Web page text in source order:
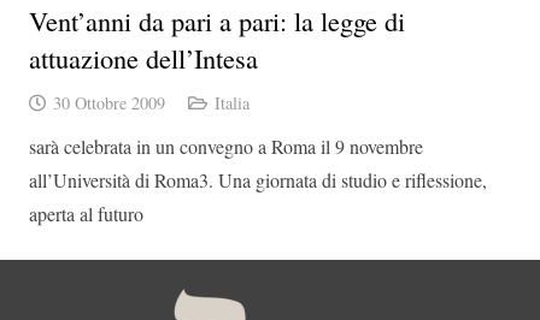
Vent’anni da pari a pari: la legge di
attuazione dell’Intesa
30 Ottobre 2009 Italia
sarà celebrata in un convegno a Roma il 9 novembre
all’Università di Roma3. Una giornata di studio e riflessione,
aperta al futuro